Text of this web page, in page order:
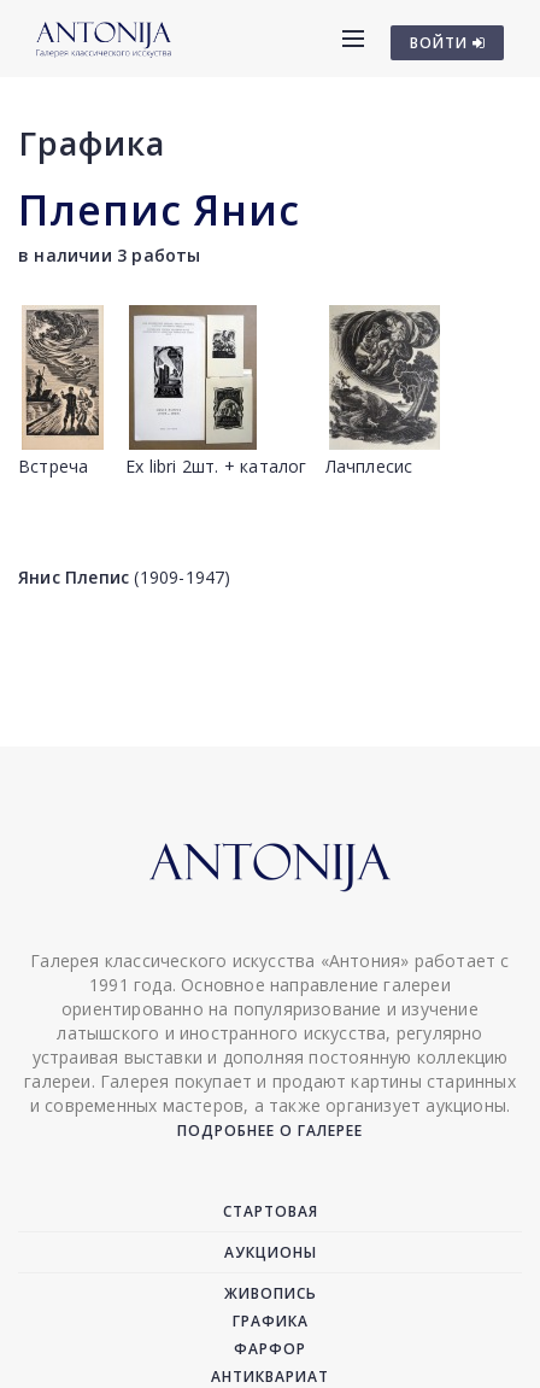
ВОЙТИ
Графика
Плепис Янис
в наличии 3 работы
Встреча Ex libri 2шт. + каталог Лачплесис
Янис Плепис (1909-1947)
Галерея классического искусства «Антония» работает с
1991 года. Основное направление галереи
ориентированно на популяризование и изучение
латышского и иностранного искусства, регулярно
устраивая выставки и дополняя постоянную коллекцию
галереи. Галерея покупает и продают картины старинных
и современных мастеров, а также организует аукционы.
ПОДРОБНЕЕ О ГАЛЕРЕЕ
СТАРТОВАЯ
АУКЦИОНЫ
ЖИВОПИСЬ
ГРАФИКА
ФАРФОР
АНТИКВАРИАТ